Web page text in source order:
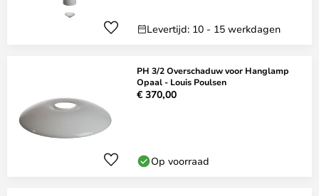
Levertijd: 10 - 15 werkdagen
PH 3/2 Overschaduw voor Hanglamp
Opaal - Louis Poulsen
€ 370,00
Op voorraad